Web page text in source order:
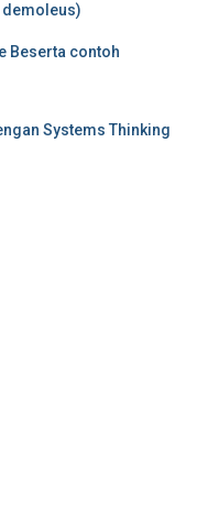
demoleus)
Beserta contoh
Systems Thinking